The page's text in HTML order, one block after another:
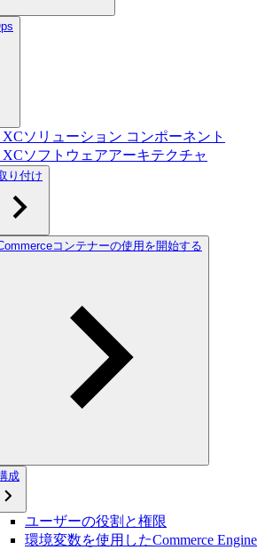
XCソリューション コンポーネント
XCソフトウェアアーキテクチャ
り付け
コンテナーの使用を開始する
成
ユーザーの役割と権限
環境変数を使用したCommerce Engine